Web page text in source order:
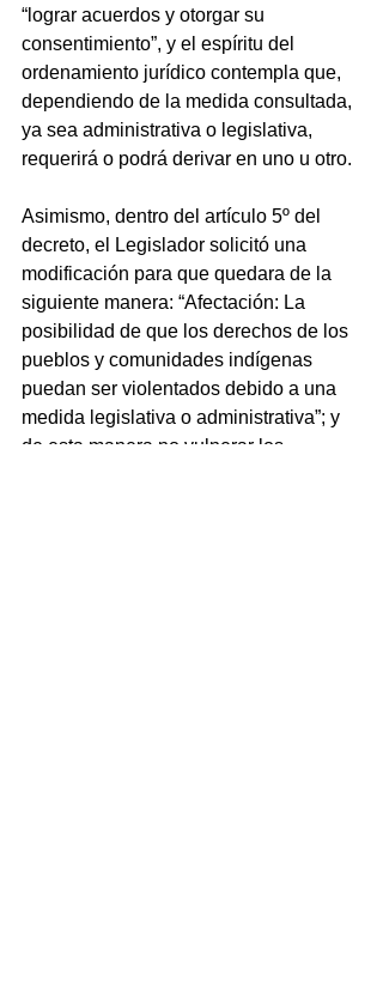
“lograr acuerdos y otorgar su
consentimiento”, y el espíritu del
ordenamiento jurídico contempla que,
dependiendo de la medida consultada,
ya sea administrativa o legislativa,
requerirá o podrá derivar en uno u otro.
Asimismo, dentro del artículo 5º del
decreto, el Legislador solicitó una
modificación para que quedara de la
siguiente manera: “Afectación: La
posibilidad de que los derechos de los
pueblos y comunidades indígenas
puedan ser violentados debido a una
medida legislativa o administrativa”; y
de esta manera no vulnerar los